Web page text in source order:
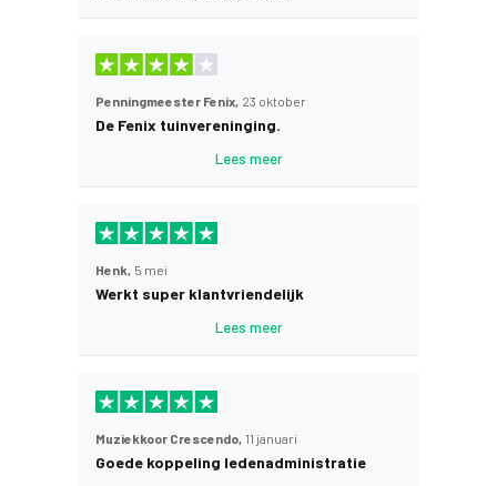
Penningmeester Fenix, 23 oktober
De Fenix tuinvereninging.
Lees meer
Henk, 5 mei
Werkt super klantvriendelijk
Lees meer
Muziekkoor Crescendo, 11 januari
Goede koppeling ledenadministratie